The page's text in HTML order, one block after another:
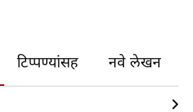
टिप्पण्यांसह नवे लेखन